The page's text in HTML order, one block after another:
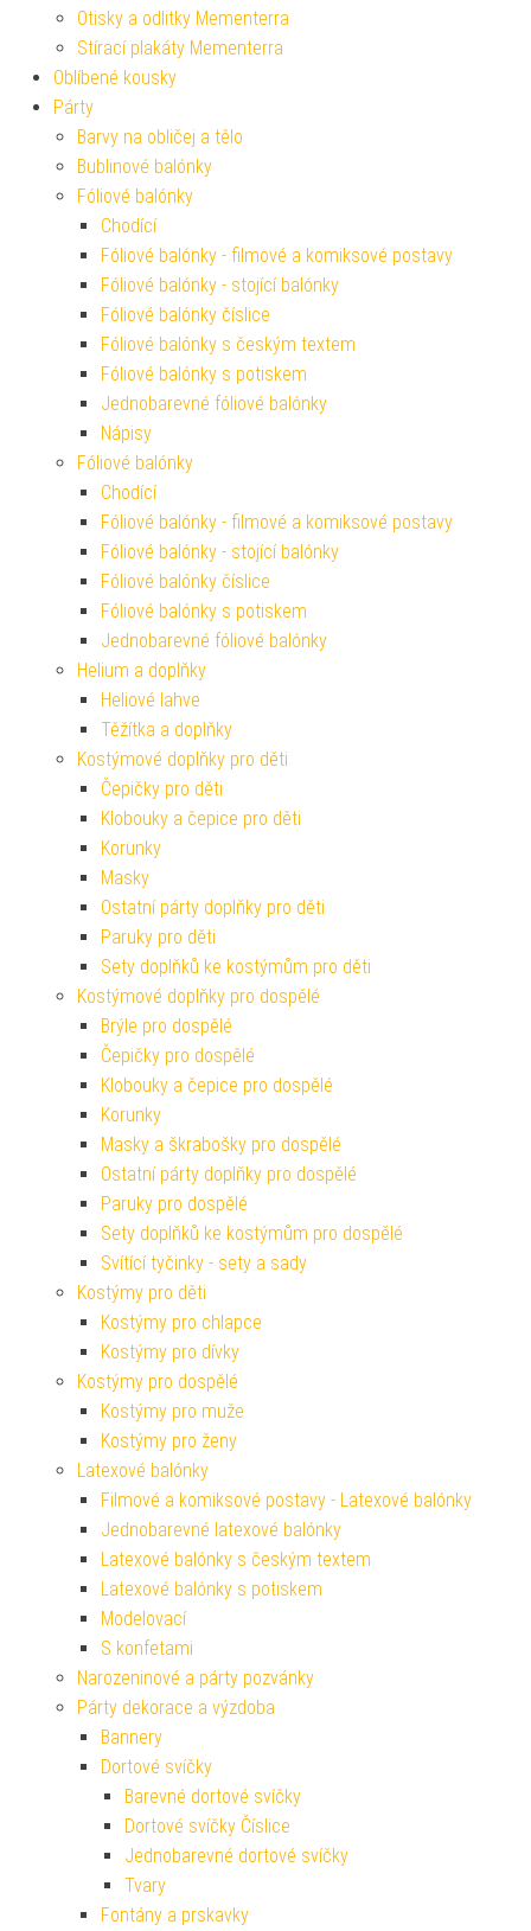
Otisky a odlitky Mementerra
Stírací plakáty Mementerra
Oblíbené kousky
Párty
Barvy na obličej a tělo
Bublinové balónky
Fóliové balónky
Chodící
Fóliové balónky - filmové a komiksové postavy
Fóliové balónky - stojící balónky
Fóliové balónky číslice
Fóliové balónky s českým textem
Fóliové balónky s potiskem
Jednobarevné fóliové balónky
Nápisy
Fóliové balónky
Chodící
Fóliové balónky - filmové a komiksové postavy
Fóliové balónky - stojící balónky
Fóliové balónky číslice
Fóliové balónky s potiskem
Jednobarevné fóliové balónky
Helium a doplňky
Heliové lahve
Těžítka a doplňky
Kostýmové doplňky pro děti
Čepičky pro děti
Klobouky a čepice pro děti
Korunky
Masky
Ostatní párty doplňky pro děti
Paruky pro děti
Sety doplňků ke kostýmům pro děti
Kostýmové doplňky pro dospělé
Brýle pro dospělé
Čepičky pro dospělé
Klobouky a čepice pro dospělé
Korunky
Masky a škrabošky pro dospělé
Ostatní párty doplňky pro dospělé
Paruky pro dospělé
Sety doplňků ke kostýmům pro dospělé
Svítící tyčinky - sety a sady
Kostýmy pro děti
Kostýmy pro chlapce
Kostýmy pro dívky
Kostýmy pro dospělé
Kostýmy pro muže
Kostýmy pro ženy
Latexové balónky
Filmové a komiksové postavy - Latexové balónky
Jednobarevné latexové balónky
Latexové balónky s českým textem
Latexové balónky s potiskem
Modelovací
S konfetami
Narozeninové a párty pozvánky
Párty dekorace a výzdoba
Bannery
Dortové svíčky
Barevné dortové svíčky
Dortové svíčky Číslice
Jednobarevné dortové svíčky
Tvary
Fontány a prskavky